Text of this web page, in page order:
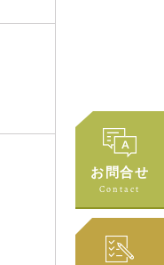
お問合せ
Contact